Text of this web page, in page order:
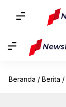
Beranda / Berita /